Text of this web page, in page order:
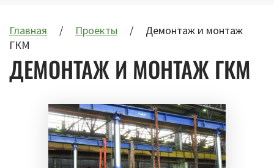
Главная Проекты
Демонтаж и монтаж
ГКМ
ДЕМОНТАЖ И МОНТАЖ ГКМ